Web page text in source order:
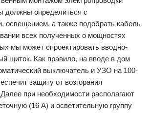
должны определиться с
освещением, а также подобрать кабель
всех полученных о мощностях
мы может спроектировать вводно-
щиток. Как правило, на вводе в дом
выключатель и УЗО на 100-
защиту от возгорания
при необходимости располагают
(16 А) и осветительную группу